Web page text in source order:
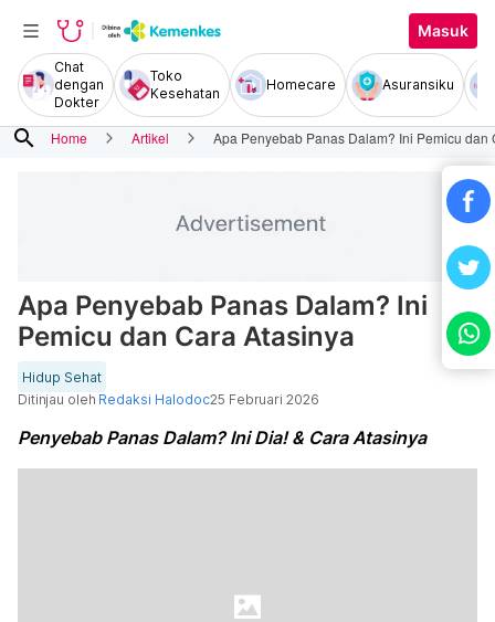
Masuk
Chat
dengan
Dokter
Toko
Kesehatan
Homecare Asuransiku
search Home Artikel Apa Penyebab Panas Dalam? Ini Pemicu dan
Apa Penyebab Panas Dalam? Ini
Pemicu dan Cara Atasinya
Hidup Sehat
Ditinjau oleh Redaksi Halodoc25 Februari 2026
Penyebab Panas Dalam? Ini Dia! & Cara Atasinya